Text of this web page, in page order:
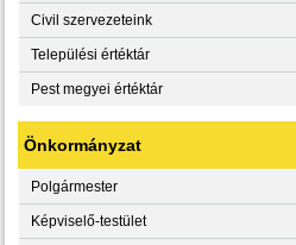
Civil szervezeteink
Települési értéktár
Pest megyei értéktár
Önkormányzat
Polgármester
Képviselő-testület